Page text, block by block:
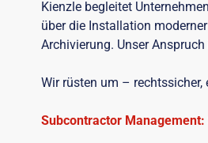
Kienzle begleitet
über die Installation
Archivierung. Unser
Wir rüsten um –
Subcontractor